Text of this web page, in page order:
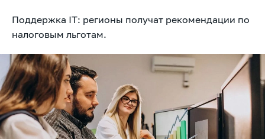
Поддержка IT: регионы получат рекомендации по
налоговым льготам.